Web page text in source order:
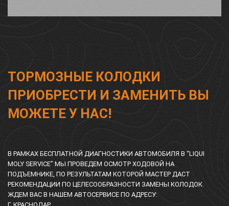
ТОРМОЗНЫЕ КОЛОДКИ
ПРИОБРЕСТИ И ЗАМЕНИТЬ ВЫ
МОЖЕТЕ У НАС!
В РАМКАХ БЕСПЛАТНОЙ ДИАГНОСТИКИ АВТОМОБИЛЯ В “LIQUI
MOLY SERVICE” МЫ ПРОВЕДЕМ ОСМОТР ХОДОВОЙ НА
ПОДЪЕМНИКЕ, ПО РЕЗУЛЬТАТАМ КОТОРОЙ МАСТЕР ДАСТ
РЕКОМЕНДАЦИИ ПО ЦЕЛЕСООБРАЗНОСТИ ЗАМЕНЫ КОЛОДОК.
ЖДЕМ ВАС В НАШЕМ АВТОСЕРВИСЕ ПО АДРЕСУ:
Г. КРАСНОДАР.